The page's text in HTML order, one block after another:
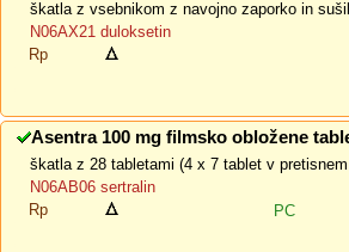
škatla z vsebnikom z navojno zaporko in
N06AX21 duloksetin
Rp
Asentra 100 mg filmsko obložene
škatla z 28 tabletami (4 x 7 tablet v
N06AB06 sertralin
Rp
PC